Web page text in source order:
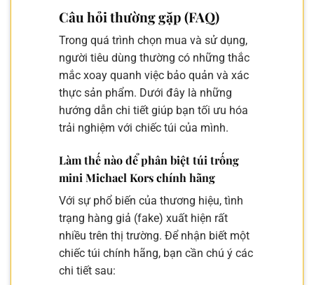
Câu hỏi thường gặp (FAQ)
Trong quá trình chọn mua và sử dụng,
người tiêu dùng thường có những thắc
mắc xoay quanh việc bảo quản và xác
thực sản phẩm. Dưới đây là những
hướng dẫn chi tiết giúp bạn tối ưu hóa
trải nghiệm với chiếc túi của mình.
Làm thế nào để phân biệt túi trống
mini Michael Kors chính hãng
Với sự phổ biến của thương hiệu, tình
trạng hàng giả (fake) xuất hiện rất
nhiều trên thị trường. Để nhận biết một
chiếc túi chính hãng, bạn cần chú ý các
chi tiết sau: